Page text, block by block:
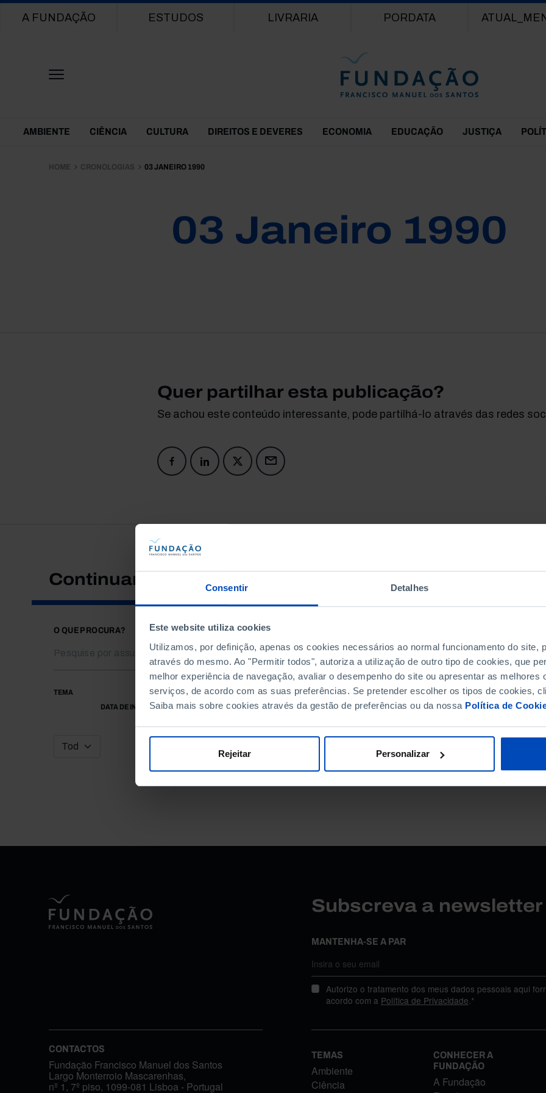
Consentir Detalhes
Este website utiliza cookies
Utilizamos, por definição, apenas os cookies necessários ao normal funcionamento do site,
através do mesmo. Ao "Permitir todos", autoriza a utilização de outro tipo de cookies, que
melhor experiência de navegação, avaliar o desempenho do site ou apresentar as melhores
serviços, de acordo com as suas preferências. Se pretender escolher os tipos de cookies,
Saiba mais sobre cookies através da gestão de preferências ou da nossa Política de
Rejeitar Personalizar
Main navigation
A FUNDAÇÃO ESTUDOS LIVRARIA PORDATA
Themes Menu
AMBIENTE CIÊNCIA CULTURA DIREITOS E DEVERES ECONOMIA EDUCAÇÃO JUSTIÇA
HOME CRONOLOGIAS 03 JANEIRO 1990
03 Janeiro 1990
Quer partilhar esta publicação?
Se achou este conteúdo interessante, pode partilhá-lo através das redes
Continuar a pesquisar
O QUE PROCURA?
TEMA
DATA DE INÍCIO
DATA DE FIM
Subscreva a
MANTENHA-SE A PAR
Autorizo o tratamento dos meus dados pessoais aqui
acordo com a Política de Privacidade.*
CONTACTOS
Fundação Francisco Manuel dos Santos
Largo Monterroio Mascarenhas,
nº 1, 7º piso, 1099-081 Lisboa - Portugal
TEMAS
Ambiente
Ciência
CONHECER A
FUNDAÇÃO
A Fundação